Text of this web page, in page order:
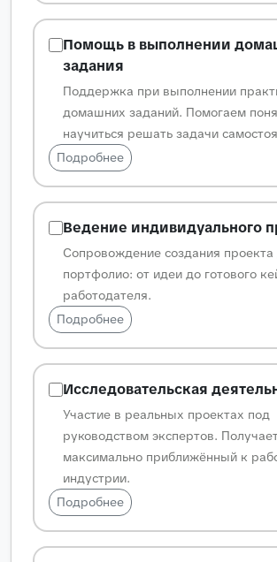
Помощь в выполнении
задания
Поддержка при выполнении
домашних заданий. Помогаем
научиться решать задачи
Подробнее
Ведение индивидуального
Сопровождение создания проекта
портфолио: от идеи до готового
работодателя.
Подробнее
Исследовательская
Участие в реальных проектах под
руководством экспертов.
максимально приближённый к
индустрии.
Подробнее